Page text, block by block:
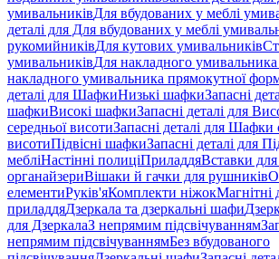
умивальниківДля вбудованих у меблі
деталі для Для вбудованих у меблі
рукомийниківДля кутових умивальників
умивальниківДля накладного
накладного умивальника прямокутної
деталі для ШафкиНизькі шафкиЗапасні
шафкиВисокі шафкиЗапасні деталі для
середньої висотиЗапасні деталі для Шафки
висотиПідвісні шафкиЗапасні деталі для
мебліНастінні полиціПриладдяВставки
органайзериВішаки й гачки для рушників
елементиРуків'яКомплекти ніжокМагнітні
приладдяДзеркала та дзеркальні шафи
для ДзеркалаЗ непрямим підсвічуванням
непрямим підсвічуваннямБез вбудованого